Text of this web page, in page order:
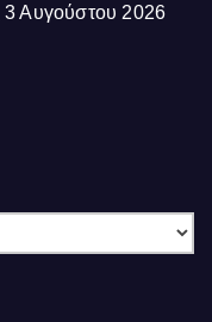
3 Αυγούστου 2026